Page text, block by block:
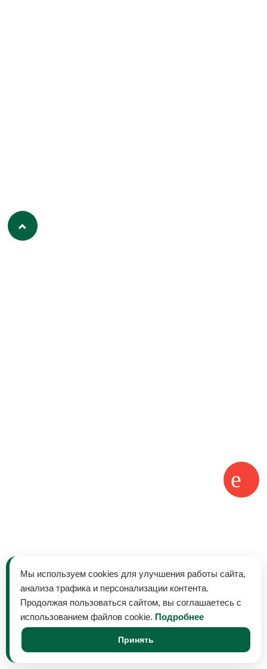
Мы используем cookies для улучшения работы сайта,
анализа трафика и персонализации контента.
Продолжая пользоваться сайтом, вы соглашаетесь с
использованием файлов cookie. Подробнее
Принять